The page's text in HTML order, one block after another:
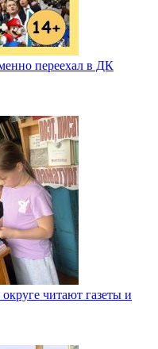
переехал в ДК
читают газеты и